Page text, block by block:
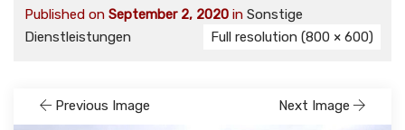
Published on September 2, 2020 in Sonstige
Dienstleistungen
Full resolution (800 × 600)
Previous Image Next Image